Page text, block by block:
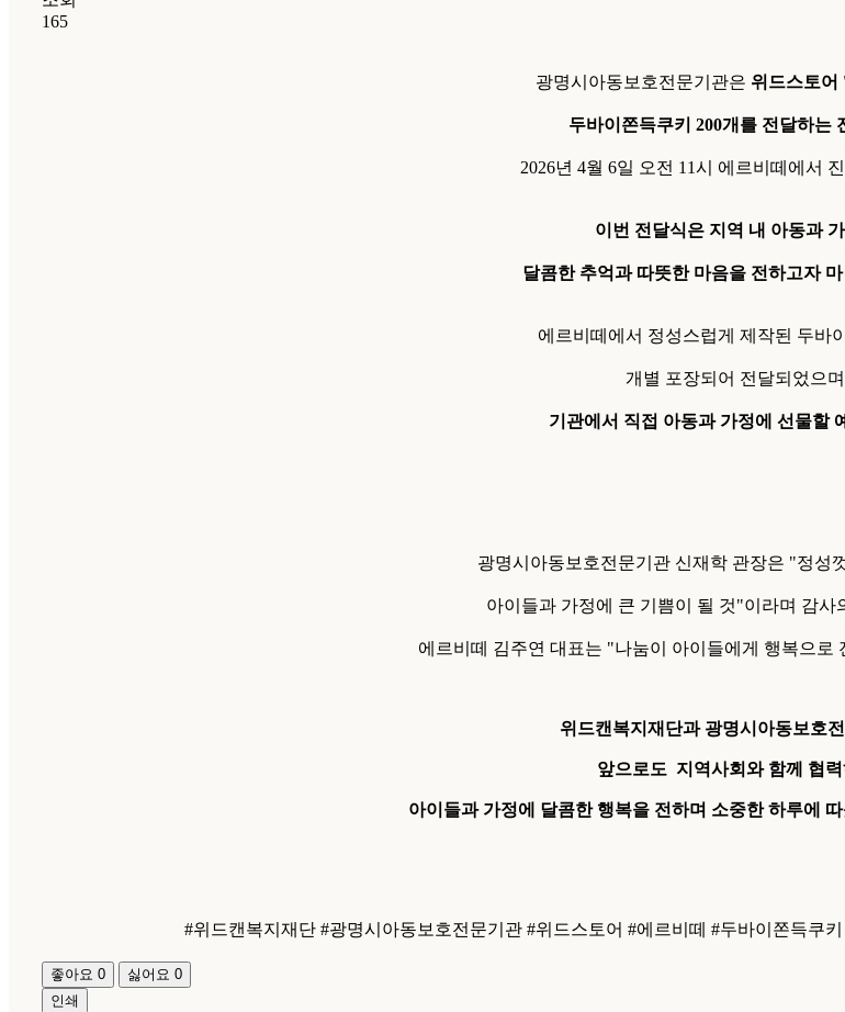
165
광명시아동보호전문기관은 위드스토어
두바이쫀득쿠키 200개를 전달하는
2026년 4월 6일 오전 11시 에르비떼에서
이번 전달식은 지역 내 아동과 가
달콤한 추억과 따뜻한 마음을 전하고자
에르비떼에서 정성스럽게 제작된 두바
개별 포장되어 전달되었으
기관에서 직접 아동과 가정에 선물할
광명시아동보호전문기관 신재학 관장은 "정성
아이들과 가정에 큰 기쁨이 될 것"이라며 감사
에르비떼 김주연 대표는 "나눔이 아이들에게 행복으로
위드캔복지재단과 광명시아동보호
앞으로도 지역사회와 함께 협력
아이들과 가정에 달콤한 행복을 전하며 소중한 하루에
​#위드캔복지재단 #광명시아동보호전문기관 #위드스토어 #에르비떼 #두바이쫀득쿠
좋아요 0 싫어요 0
인쇄